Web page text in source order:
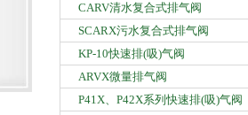
CARV清水复合式排气阀
SCARX污水复合式排气阀
KP-10快速排(吸)气阀
ARVX微量排气阀
P41X、P42X系列快速排(吸)气阀